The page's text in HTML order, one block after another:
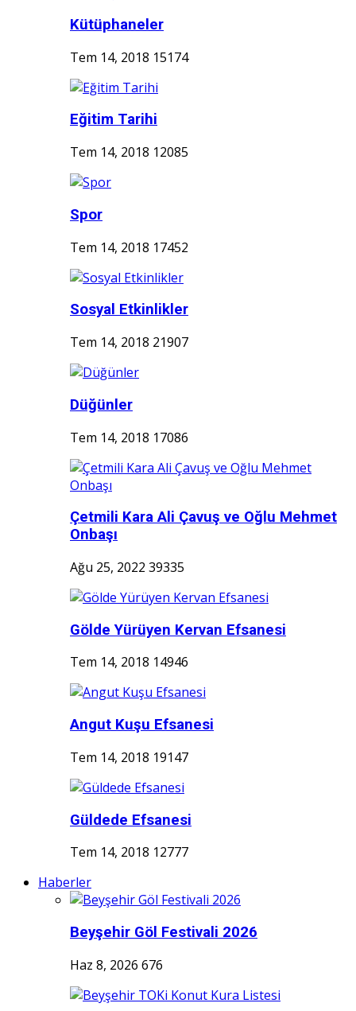
Kütüphaneler
Tem 14, 2018 15174
Eğitim Tarihi
Tem 14, 2018 12085
Spor
Tem 14, 2018 17452
Sosyal Etkinlikler
Tem 14, 2018 21907
Düğünler
Tem 14, 2018 17086
Çetmili Kara Ali Çavuş ve Oğlu Mehmet
Onbaşı
Ağu 25, 2022 39335
Gölde Yürüyen Kervan Efsanesi
Tem 14, 2018 14946
Angut Kuşu Efsanesi
Tem 14, 2018 19147
Güldede Efsanesi
Tem 14, 2018 12777
Haberler
Beyşehir Göl Festivali 2026
Haz 8, 2026 676